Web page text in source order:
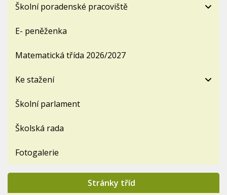
Školní poradenské pracoviště
E- peněženka
Matematická třída 2026/2027
Ke stažení
Školní parlament
Školská rada
Fotogalerie
Stránky tříd